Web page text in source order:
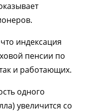
индексация
пенсии по
и работающих.
одного
увеличится со